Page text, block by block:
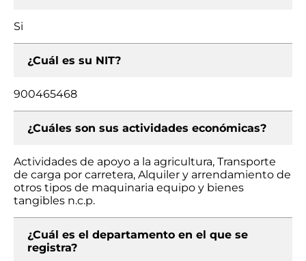
Si
¿Cuál es su NIT?
900465468
¿Cuáles son sus actividades económicas?
Actividades de apoyo a la agricultura, Transporte
de carga por carretera, Alquiler y arrendamiento de
otros tipos de maquinaria equipo y bienes
tangibles n.c.p.
¿Cuál es el departamento en el que se
registra?